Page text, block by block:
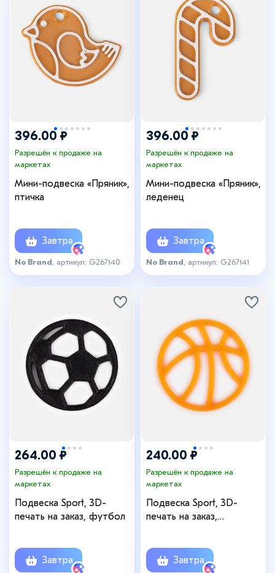
396.00 ₽
Разрешён к продаже на
маркетах
Мини-подвеска «Пряник»,
птичка
Завтра
No Brand , артикул: G267140
396.00 ₽
Разрешён к продаже на
маркетах
Мини-подвеска «Пряник»,
леденец
Завтра
No Brand , артикул: G267141
264.00 ₽
Разрешён к продаже на
маркетах
Подвеска Sport, 3D-
печать на заказ, футбол
Завтра
240.00 ₽
Разрешён к продаже на
маркетах
Подвеска Sport, 3D-
печать на заказ,
Завтра